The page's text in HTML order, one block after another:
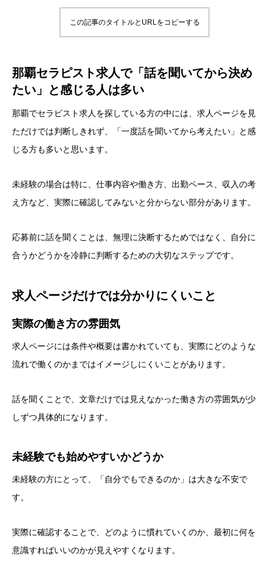
この記事のタイトルとURLをコピーする
那覇セラピスト求人で「話を聞いてから決め
たい」と感じる人は多い
那覇でセラピスト求人を探している方の中には、求人ページを見
ただけでは判断しきれず、「一度話を聞いてから考えたい」と感
じる方も多いと思います。
未経験の場合は特に、仕事内容や働き方、出勤ペース、収入の考
え方など、実際に確認してみないと分からない部分があります。
応募前に話を聞くことは、無理に決断するためではなく、自分に
合うかどうかを冷静に判断するための大切なステップです。
求人ページだけでは分かりにくいこと
実際の働き方の雰囲気
求人ページには条件や概要は書かれていても、実際にどのような
流れで働くのかまではイメージしにくいことがあります。
話を聞くことで、文章だけでは見えなかった働き方の雰囲気が少
しずつ具体的になります。
未経験でも始めやすいかどうか
未経験の方にとって、「自分でもできるのか」は大きな不安で
す。
実際に確認することで、どのように慣れていくのか、最初に何を
意識すればいいのかが見えやすくなります。